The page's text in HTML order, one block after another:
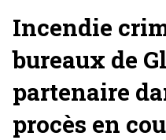
Incendie
bureaux de
partenaire
procès en